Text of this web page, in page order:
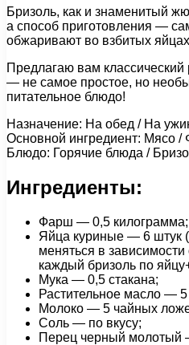
Бризоль, как и знаменитый
а способ приготовления —
обжаривают во взбитых
Предлагаю вам
— не самое простое, но
питательное блюдо!
Назначение: На обед / На
Основной ингредиент: Мясо /
Блюдо: Горячие блюда /
Ингредиенты:
Фарш — 0,5 килограмма;
Яйца куриные — 6 штук
меняться в зависимости
каждый бризоль по
Мука — 0,5 стакана;
Растительное масло — 5
Молоко — 5 чайных
Соль — по вкусу;
Перец черный молотый